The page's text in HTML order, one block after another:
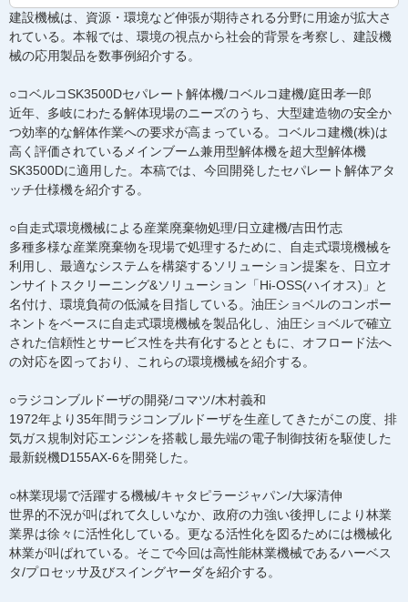
建設機械は、資源・環境など伸張が期待される分野に用途が拡大さ
れている。本報では、環境の視点から社会的背景を考察し、建設機
械の応用製品を数事例紹介する。
○コベルコSK3500Dセパレート解体機/コベルコ建機/庭田孝一郎
近年、多岐にわたる解体現場のニーズのうち、大型建造物の安全か
つ効率的な解体作業への要求が高まっている。コベルコ建機(株)は
高く評価されているメインブーム兼用型解体機を超大型解体機
SK3500Dに適用した。本稿では、今回開発したセパレート解体アタ
ッチ仕様機を紹介する。
○自走式環境機械による産業廃棄物処理/日立建機/吉田竹志
多種多様な産業廃棄物を現場で処理するために、自走式環境機械を
利用し、最適なシステムを構築するソリューション提案を、日立オ
ンサイトスクリーニング&ソリューション「Hi-OSS(ハイオス)」と
名付け、環境負荷の低減を目指している。油圧ショベルのコンポー
ネントをベースに自走式環境機械を製品化し、油圧ショベルで確立
された信頼性とサービス性を共有化するとともに、オフロード法へ
の対応を図っており、これらの環境機械を紹介する。
○ラジコンブルドーザの開発/コマツ/木村義和
1972年より35年間ラジコンブルドーザを生産してきたがこの度、排
気ガス規制対応エンジンを搭載し最先端の電子制御技術を駆使した
最新鋭機D155AX-6を開発した。
○林業現場で活躍する機械/キャタピラージャパン/大塚清伸
世界的不況が叫ばれて久しいなか、政府の力強い後押しにより林業
業界は徐々に活性化している。更なる活性化を図るためには機械化
林業が叫ばれている。そこで今回は高性能林業機械であるハーベス
タ/プロセッサ及びスイングヤーダを紹介する。